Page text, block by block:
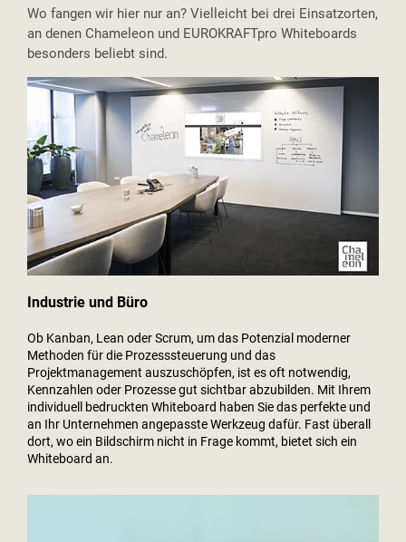
Wo fangen wir hier nur an? Vielleicht bei drei Einsatzorten,
an denen Chameleon und EUROKRAFTpro Whiteboards
besonders beliebt sind.
Industrie und Büro
Ob Kanban, Lean oder Scrum, um das Potenzial moderner
Methoden für die Prozesssteuerung und das
Projektmanagement auszuschöpfen, ist es oft notwendig,
Kennzahlen oder Prozesse gut sichtbar abzubilden. Mit Ihrem
individuell bedruckten Whiteboard haben Sie das perfekte und
an Ihr Unternehmen angepasste Werkzeug dafür. Fast überall
dort, wo ein Bildschirm nicht in Frage kommt, bietet sich ein
Whiteboard an.